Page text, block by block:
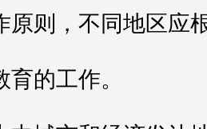
原则，不同地区应
育的工作。